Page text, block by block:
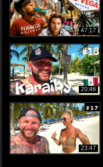
47:17
20:46
23:47